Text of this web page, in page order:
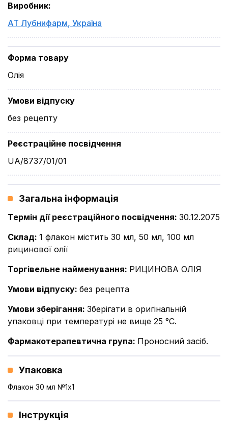
Виробник:
АТ Лубнифарм, Україна
Форма товару
Олія
Умови відпуску
без рецепту
Реєстраційне посвідчення
UA/8737/01/01
Загальна інформація
Термін дії реєстраційного посвідчення: 30.12.2075
Склад: 1 флакон містить 30 мл, 50 мл, 100 мл
рицинової олії
Торгівельне найменування: РИЦИНОВА ОЛІЯ
Умови відпуску: без рецепта
Умови зберігання: Зберігати в оригінальній
упаковці при температурі не вище 25 °С.
Фармакотерапевтична група: Проносний засіб.
Упаковка
Флакон 30 мл №1x1
Інструкція